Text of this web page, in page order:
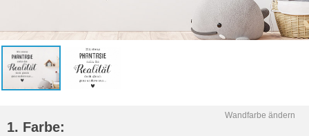
Wandfarbe ändern
1. Farbe: